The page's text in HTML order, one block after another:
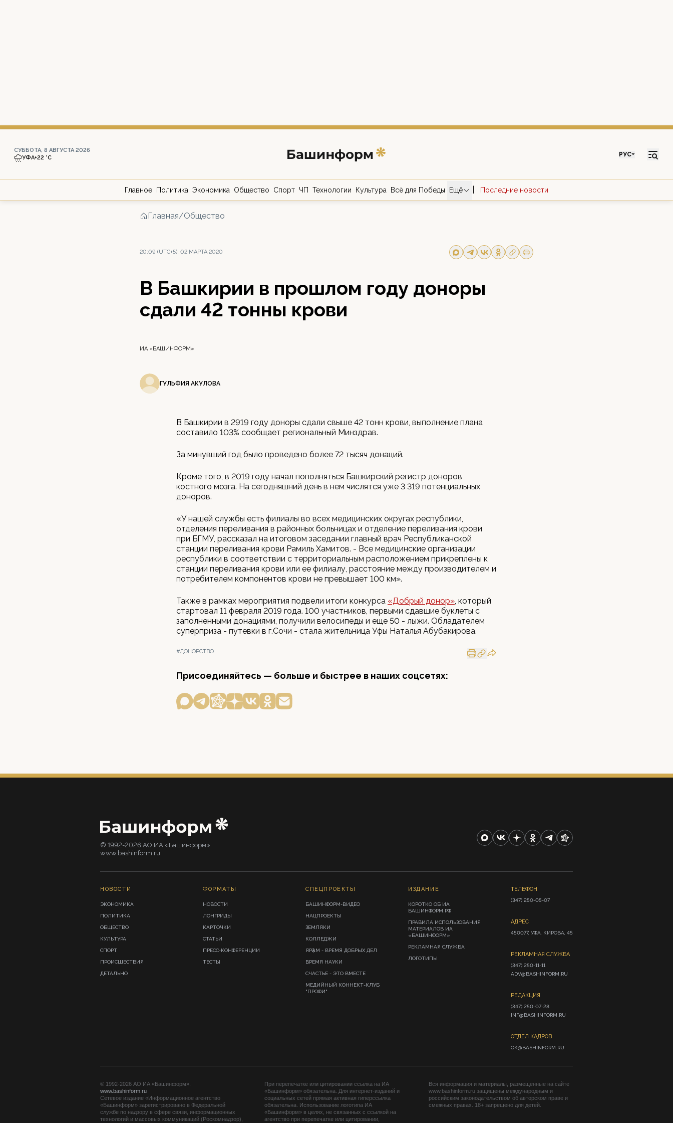
СУББОТА, 8 АВГУСТА 2026
УФА+22 °С РУС
Главное Политика Экономика Общество Спорт ЧП Технологии Культура Всё для Победы Ещё Последние новости
Главная/Общество
20:09 (UTC+5), 02 МАРТА 2020
В Башкирии в прошлом году доноры
сдали 42 тонны крови
ИА «БАШИНФОРМ»
ГУЛЬФИЯ АКУЛОВА
В Башкирии в 2919 году доноры сдали свыше 42 тонн крови, выполнение плана
составило 103% сообщает региональный Минздрав.
За минувший год было проведено более 72 тысяч донаций.
Кроме того, в 2019 году начал пополняться Башкирский регистр доноров
костного мозга. На сегодняшний день в нем числятся уже 3 319 потенциальных
доноров.
«У нашей службы есть филиалы во всех медицинских округах республики,
отделения переливания в районных больницах и отделение переливания крови
при БГМУ, рассказал на итоговом заседании главный врач Республиканской
станции переливания крови Рамиль Хамитов. - Все медицинские организации
республики в соответствии с территориальным расположением прикреплены к
станции переливания крови или ее филиалу, расстояние между производителем и
потребителем компонентов крови не превышает 100 км».
Также в рамках мероприятия подвели итоги конкурса «Добрый донор», который
стартовал 11 февраля 2019 года. 100 участников, первыми сдавшие буклеты с
заполненными донациями, получили велосипеды и еще 50 - лыжи. Обладателем
суперприза - путевки в г.Сочи - стала жительница Уфы Наталья Абубакирова.
#ДОНОРСТВО
Присоединяйтесь — больше и быстрее в наших соцсетях:
© 1992-2026 АО ИА «Башинформ».
www.bashinform.ru
НОВОСТИ
ЭКОНОМИКА
ПОЛИТИКА
ОБЩЕСТВО
КУЛЬТУРА
СПОРТ
ПРОИСШЕСТВИЯ
ДЕТАЛЬНО
ФОРМАТЫ
НОВОСТИ
ЛОНГРИДЫ
КАРТОЧКИ
СТАТЬИ
ПРЕСС-КОНФЕРЕНЦИИ
ТЕСТЫ
СПЕЦПРОЕКТЫ
БАШИНФОРМ-ВИДЕО
НАЦПРОЕКТЫ
ЗЕМЛЯКИ
КОЛЛЕДЖИ
ЯРҘАМ - ВРЕМЯ ДОБРЫХ ДЕЛ
ВРЕМЯ НАУКИ
СЧАСТЬЕ - ЭТО ВМЕСТЕ
МЕДИЙНЫЙ КОННЕКТ-КЛУБ
"ПРОФИ"
ИЗДАНИЕ
КОРОТКО ОБ ИА
БАШИНФОРМ.РФ
ПРАВИЛА ИСПОЛЬЗОВАНИЯ
МАТЕРИАЛОВ ИА
«БАШИНФОРМ»
РЕКЛАМНАЯ СЛУЖБА
ЛОГОТИПЫ
ТЕЛЕФОН
(347) 250-05-07
АДРЕС
450077, УФА, КИРОВА, 45
РЕКЛАМНАЯ СЛУЖБА
(347) 250-11-11
ADV@BASHINFORM.RU
РЕДАКЦИЯ
(347) 250-07-28
INF@BASHINFORM.RU
ОТДЕЛ КАДРОВ
OK@BASHINFORM.RU
© 1992-2026 АО ИА «Башинформ».
www.bashinform.ru
Сетевое издание «Информационное агентство
«Башинформ» зарегистрировано в Федеральной
службе по надзору в сфере связи, информационных
технологий и массовых коммуникаций (Роскомнадзор),
При перепечатке или цитировании ссылка на ИА
«Башинформ» обязательна. Для интернет-изданий и
социальных сетей прямая активная гиперссылка
обязательна. Использование логотипа ИА
«Башинформ» в целях, не связанных с ссылкой на
агентство при перепечатке или цитировании,
Вся информация и материалы, размещенные на сайте
www.bashinform.ru защищены международным и
российским законодательством об авторском праве и
смежных правах. 18+ запрещено для детей.